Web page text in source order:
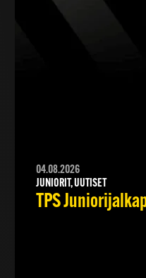
04.08.2026
JUNIORIT, UUTISET
TPS